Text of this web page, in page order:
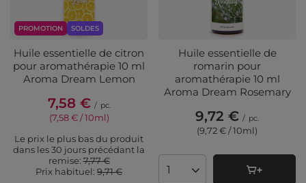
PROMOTION SOLDES
Huile essentielle de citron
pour aromathérapie 10 ml
Aroma Dream Lemon
7,58 € / pc.
(7,58 € / 10ml)
Le prix le plus bas du produit
dans les 30 jours précédant la
remise:7,77 €
Prix ​​habituel: 9,71 €
Huile essentielle de
romarin pour
aromathérapie 10 ml
Aroma Dream Rosemary
9,72 € / pc.
(9,72 € / 10ml)
Quantité de produits